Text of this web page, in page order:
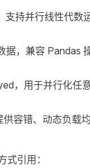
支持并行线性代数
据，兼容 Pandas
，用于并行化任
容错、动态负载
引用：